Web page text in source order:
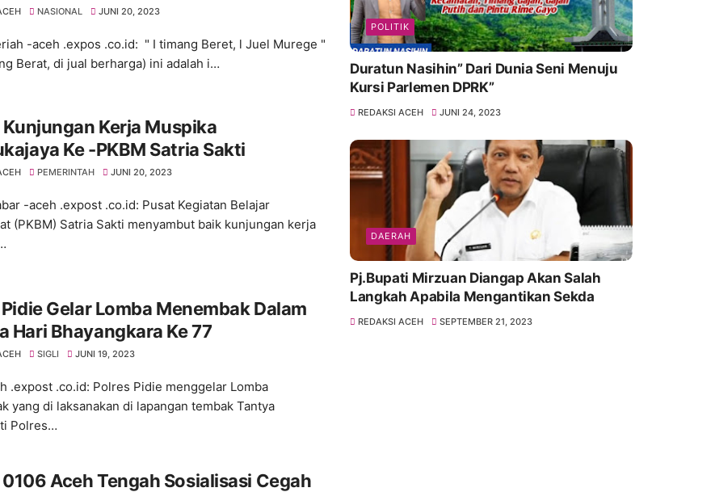
NASIONAL JUNI 20, 2023
-aceh .expos .co.id: " I timang Beret, l Juel Murege "
Berat, di jual berharga) ini adalah i…
Kunjungan Kerja Muspika
Ke -PKBM Satria Sakti
PEMERINTAH JUNI 20, 2023
-aceh .expost .co.id: Pusat Kegiatan Belajar
(PKBM) Satria Sakti menyambut baik kunjungan kerja
Gelar Lomba Menembak Dalam
Hari Bhayangkara Ke 77
SIGLI JUNI 19, 2023
.expost .co.id: Polres Pidie menggelar Lomba
yang di laksanakan di lapangan tembak Tantya
Polres…
Aceh Tengah Sosialisasi Cegah
POLITIK
Duratun Nasihin” Dari Dunia Seni Menuju
Kursi Parlemen DPRK”
REDAKSI ACEH JUNI 24, 2023
DAERAH
Pj.Bupati Mirzuan Diangap Akan Salah
Langkah Apabila Mengantikan Sekda
REDAKSI ACEH SEPTEMBER 21, 2023